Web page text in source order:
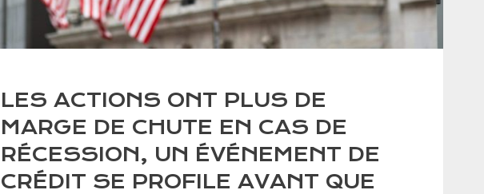
LES ACTIONS ONT PLUS DE
MARGE DE CHUTE EN CAS DE
RÉCESSION, UN ÉVÉNEMENT DE
CRÉDIT SE PROFILE AVANT QUE